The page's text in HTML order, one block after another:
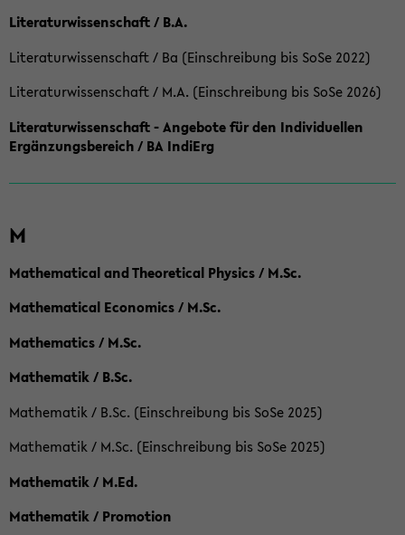
Literaturwissenschaft / B.A.
Literaturwissenschaft / Ba (Einschreibung bis SoSe 2022)
Literaturwissenschaft / M.A. (Einschreibung bis SoSe 2026)
Literaturwissenschaft - Angebote für den Individuellen
Ergänzungsbereich / BA IndiErg
M
Mathematical and Theoretical Physics / M.Sc.
Mathematical Economics / M.Sc.
Mathematics / M.Sc.
Mathematik / B.Sc.
Mathematik / B.Sc. (Einschreibung bis SoSe 2025)
Mathematik / M.Sc. (Einschreibung bis SoSe 2025)
Mathematik / M.Ed.
Mathematik / Promotion